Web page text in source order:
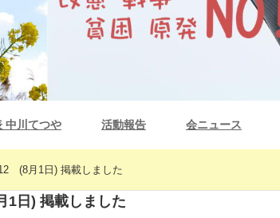
中川てつや 活動報告 会ニュース
(8月1日) 掲載しました
日) 掲載しました